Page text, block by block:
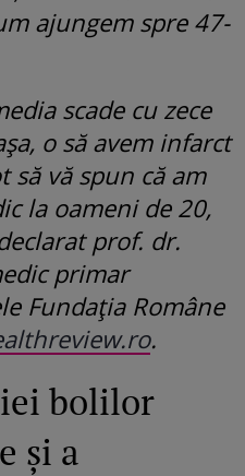
ajungem spre 47-
scade cu zece
o să avem infarct
să vă spun că am
la oameni de 20,
prof. dr.
primar
Fundația Române
.
bolilor
și a